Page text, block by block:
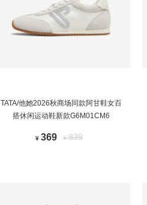
TATA/他她2026秋商场同款阿甘鞋女百
搭休闲运动鞋新款G6M01CM6
¥ 369 ¥839